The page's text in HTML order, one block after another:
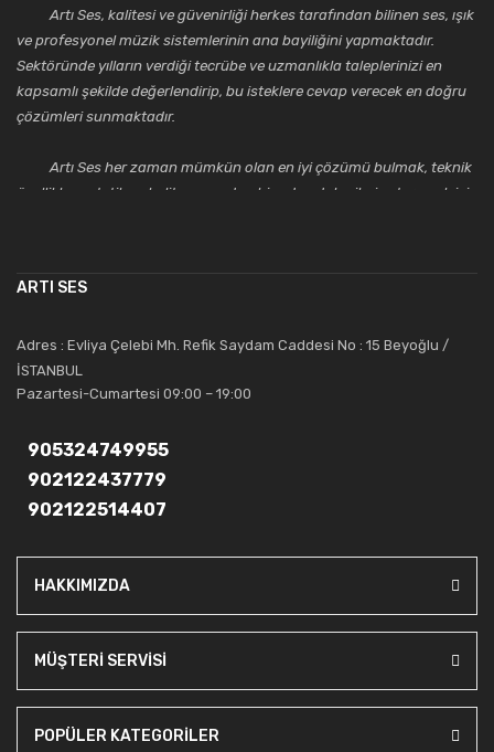
Artı Ses, kalitesi ve güvenirliği herkes tarafından bilinen ses, ışık
ve profesyonel müzik sistemlerinin ana bayiliğini yapmaktadır.
Sektöründe yılların verdiği tecrübe ve uzmanlıkla taleplerinizi en
kapsamlı şekilde değerlendirip, bu isteklere cevap verecek en doğru
çözümleri sunmaktadır.
Artı Ses her zaman mümkün olan en iyi çözümü bulmak, teknik
özellikler, estetik ve kalite açısından bir adım daha ileriye taşımak için
saygıdeğer yerini kazanmıştır.
Artı Ses, güler yüzü ve deneyimi ile bu gün ve gelecekte
güvenebileceğiniz bir tercihtir.
ARTI SES
Adres : Evliya Çelebi Mh. Refik Saydam Caddesi No : 15 Beyoğlu /
İSTANBUL
Pazartesi-Cumartesi 09:00 – 19:00
905324749955
902122437779
902122514407
HAKKIMIZDA
MÜŞTERİ SERVİSİ
POPÜLER KATEGORİLER